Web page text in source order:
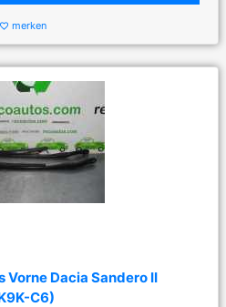
favorite_border merken
Dacia Sandero II
C6)